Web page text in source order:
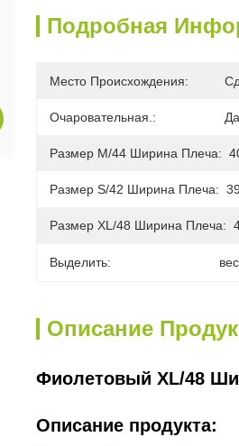
Подробная
Место Происхождения:
Очаровательная.:
Размер M/44 Ширина Плеча:
Размер S/42 Ширина Плеча: 39
Размер XL/48 Ширина Плеча:
Выделить:
Описание
Фиолетовый XL/48
Описание продукта: